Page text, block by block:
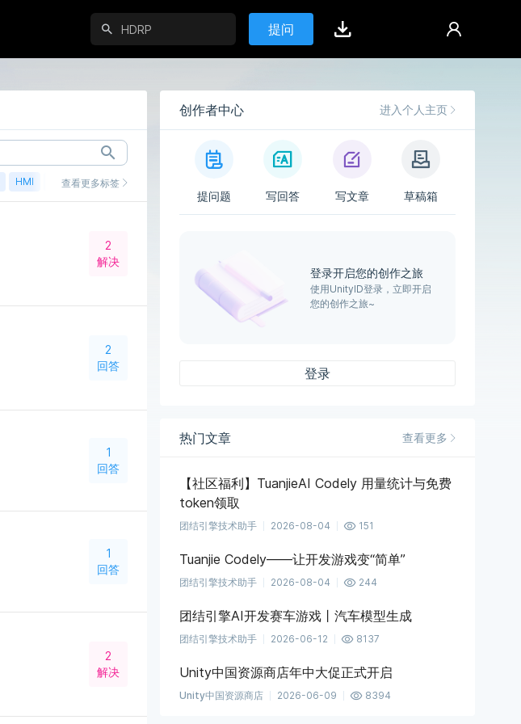
提问
HMI 鸿蒙查看更多标签
2
解决
2
回答
1
回答
1
回答
2
解决
创作者中心 进入个人主页
提问题 写回答 写文章 草稿箱
登录开启您的创作之旅
使用UnityID登录，立即开启
您的创作之旅~
登录
热门文章 查看更多
【社区福利】TuanjieAI Codely 用量统计与免费
token领取
团结引擎技术助手 2026-08-04 151
Tuanjie Codely——让开发游戏变“简单”
团结引擎技术助手 2026-08-04 244
团结引擎AI开发赛车游戏丨汽车模型生成
团结引擎技术助手 2026-06-12 8137
Unity中国资源商店年中大促正式开启
Unity中国资源商店 2026-06-09 8394